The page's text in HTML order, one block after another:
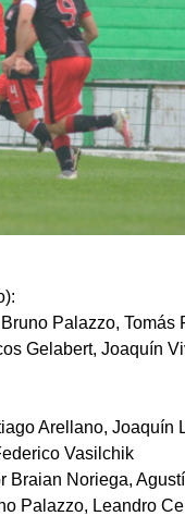
Palazzo, Tomás
Gelabert, Joaquín
Arellano, Joaquín
Vasilchik
Braian Noriega,
Palazzo, Leandro